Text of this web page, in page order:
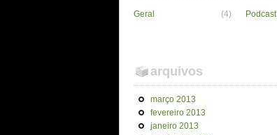
Geral (4) Podcast
arquivos
março 2013
fevereiro 2013
janeiro 2013